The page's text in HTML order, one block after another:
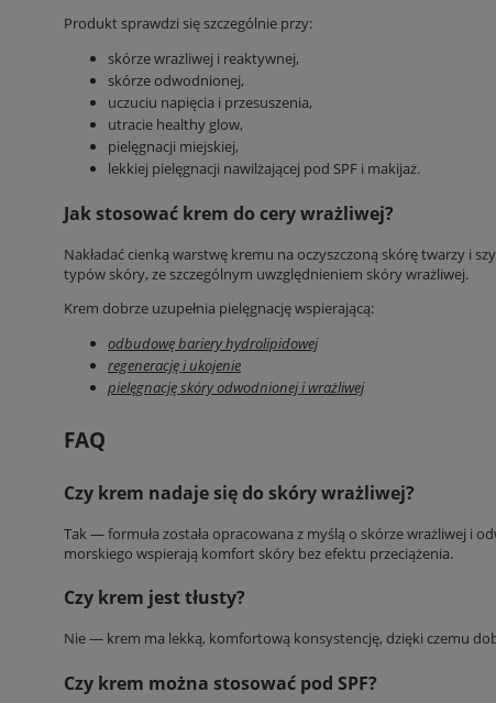
Produkt sprawdzi się szczególnie przy:
skórze wrażliwej i reaktywnej,
skórze odwodnionej,
uczuciu napięcia i przesuszenia,
utracie healthy glow,
pielęgnacji miejskiej,
lekkiej pielęgnacji nawilżającej pod SPF i makijaż.
Jak stosować krem do cery wrażliwej?
Nakładać cienką warstwę kremu na oczyszczoną skórę twarzy i
typów skóry, ze szczególnym uwzględnieniem skóry wrażliwej.
Krem dobrze uzupełnia pielęgnację wspierającą:
odbudowę bariery hydrolipidowej
regenerację i ukojenie
pielęgnację skóry odwodnionej i wrażliwej
FAQ
Czy krem nadaje się do skóry wrażliwej?
Tak — formuła została opracowana z myślą o skórze wrażliwej i
morskiego wspierają komfort skóry bez efektu przeciążenia.
Czy krem jest tłusty?
Nie — krem ma lekką, komfortową konsystencję, dzięki czemu
Czy krem można stosować pod SPF?